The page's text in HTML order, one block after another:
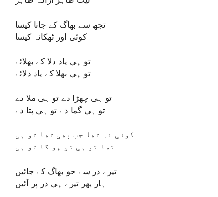
تجھ سے بھاگ کے جانا کیسا
کوئی اور ٹھکانہ کیسا
تو ہی یاد دلا کے بھلائے
تو ہی بھلا کے یاد دلائے
تو ہی چھڑا دے تو ہی ملا دے
تو ہی گما دے تو ہی پتا دے
کوئی نہ تھا جب بھی تھا تو ہی
تھا تو ہی تو ہو گا تو ہی
تیرے در سے جو بھاگ کے جائیں
ہار پھر تیرے ہی در پر آئیں